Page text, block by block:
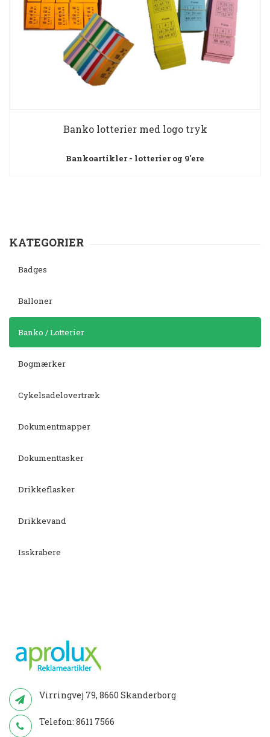
Banko lotterier med logo tryk
Bankoartikler - lotterier og 9'ere
KATEGORIER
Badges
Balloner
Banko / Lotterier
Bogmærker
Cykelsadelovertræk
Dokumentmapper
Dokumenttasker
Drikkeflasker
Drikkevand
Isskrabere
Virringvej 79, 8660 Skanderborg
Telefon: 8611 7566